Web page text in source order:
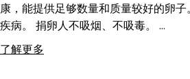
康，能提供足够数量和质量较好的卵
疾病。 捐卵人不吸烟、不吸毒。 …
了解更多